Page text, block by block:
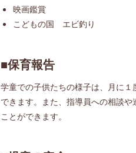
映画鑑賞
こどもの国 エビ釣り
■保育報告
学童での子供たちの様子は、月に
できます。また、指導員への相談
ことができます。